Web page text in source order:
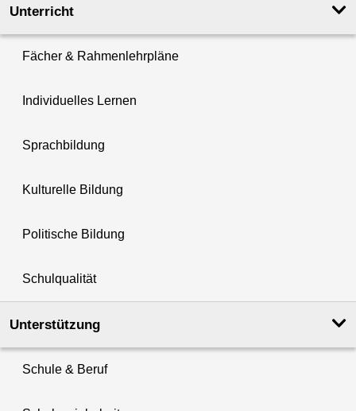
Unterricht
Fächer & Rahmenlehrpläne
Individuelles Lernen
Sprachbildung
Kulturelle Bildung
Politische Bildung
Schulqualität
Unterstützung
Schule & Beruf